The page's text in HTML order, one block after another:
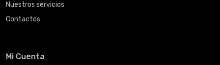
Nuestros servicios
Contactos
Mi Cuenta